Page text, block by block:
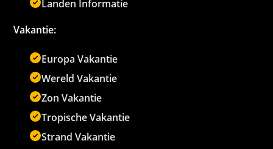
Landen Informatie
Vakantie:
Europa Vakantie
Wereld Vakantie
Zon Vakantie
Tropische Vakantie
Strand Vakantie